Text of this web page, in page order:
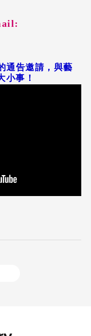
通告邀請，與藝
小事！